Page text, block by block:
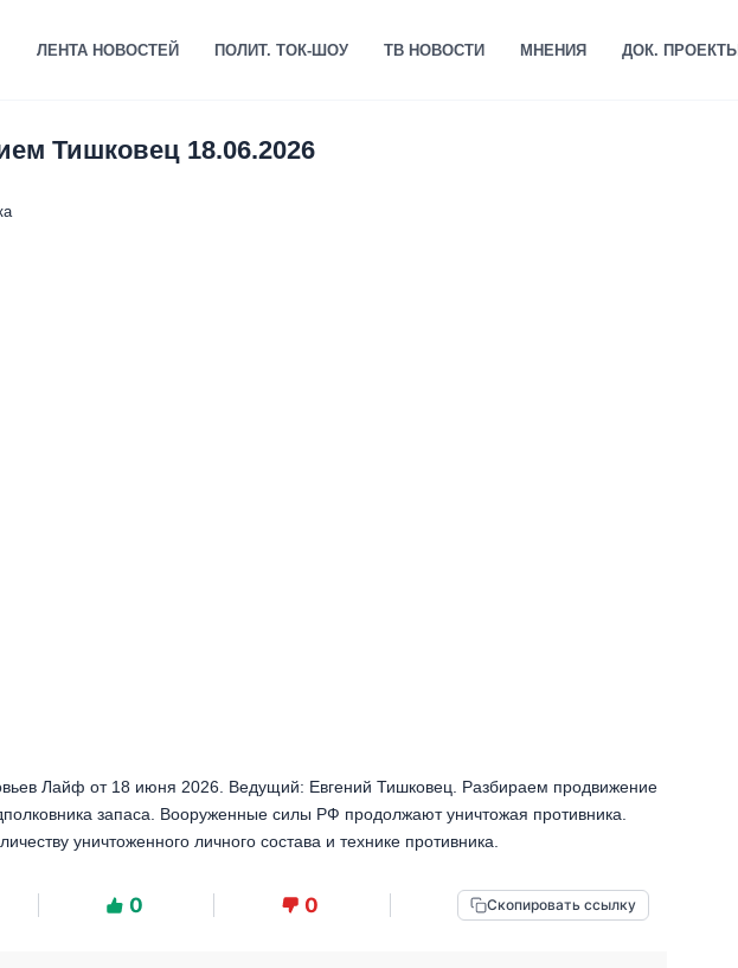
ЛЕНТА НОВОСТЕЙ ПОЛИТ. ТОК-ШОУ ТВ НОВОСТИ МНЕНИЯ ДОК. ПРОЕКТЫ
Тишковец 18.06.2026
Лайф от 18 июня 2026. Ведущий: Евгений Тишковец. Разбираем продвижение
запаса. Вооруженные силы РФ продолжают уничтожая противника.
уничтоженного личного состава и технике противника.
0 0 Скопировать ссылку